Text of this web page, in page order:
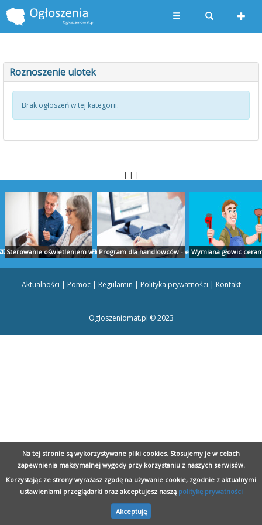
Roznoszenie ulotek
Brak ogłoszeń w tej kategorii.
| | |
PROJEKTAUDYT RAPORTY EKOEXPERT BIAŁYSTOK
Sterowanie oświetleniem w domu - ropam.com.pl
Program dla handlowców - ekspert.biz
Wymiana głowic
- posejdon.kolobrzeg.pl
Doniczki storczyk - szklo-polskie.plNauka rosyjskiego Szczecin - wladca-jezykow.pl
Aktualności | Pomoc| Regulamin | Polityka prywatności | Kontakt
Ogloszeniomat.pl © 2023
Na tej stronie są wykorzystywane pliki cookies. Stosujemy je w celach
zapewnienia maksymalnej wygody przy korzystaniu z naszych serwisów.
Korzystając ze strony wyrażasz zgodę na używanie cookie, zgodnie z aktualnymi
ustawieniami przeglądarki oraz akceptujesz naszą politykę prywatności
Akceptuję